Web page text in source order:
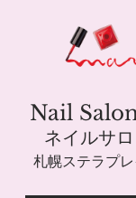
札幌ステラプ
Nail
ネイルサ